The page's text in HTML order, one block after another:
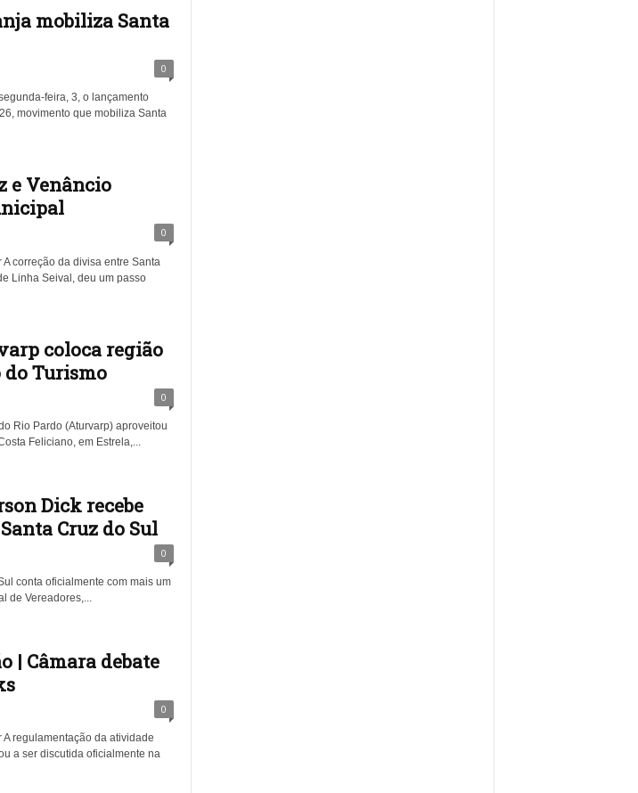
mobiliza Santa
0
feira, 3, o lançamento
movimento que mobiliza Santa
e Venâncio
0
A correção da divisa entre Santa
Linha Seival, deu um passo
coloca região
Turismo
0
Rio Pardo (Aturvarp) aproveitou
Feliciano, em Estrela,...
Dick recebe
Cruz do Sul
0
conta oficialmente com mais um
de Vereadores,...
| Câmara debate
0
A regulamentação da atividade
a ser discutida oficialmente na